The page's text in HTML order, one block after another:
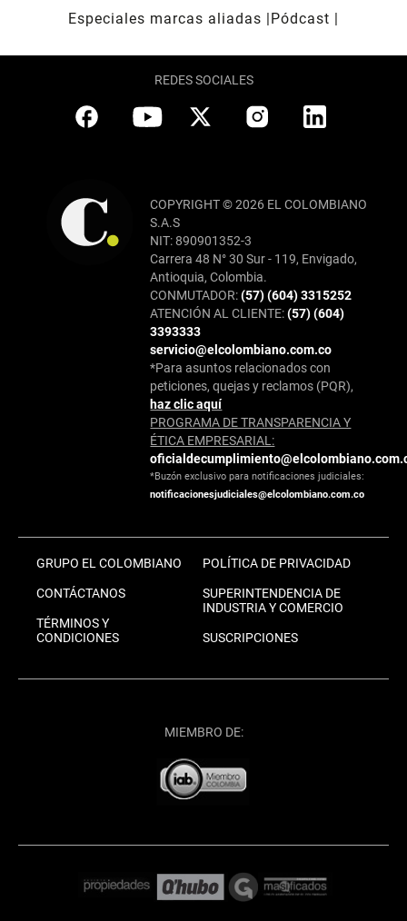
Especiales marcas aliadas
Pódcast
REDES SOCIALES
COPYRIGHT © 2026 EL COLOMBIANO
S.A.S
NIT: 890901352-3
Carrera 48 N° 30 Sur - 119, Envigado,
Antioquia, Colombia.
CONMUTADOR:(57) (604) 3315252
ATENCIÓN AL CLIENTE:(57) (604)
3393333
servicio@elcolombiano.com.co
*Para asuntos relacionados con
peticiones, quejas y reclamos (PQR),
haz clic aquí
PROGRAMA DE TRANSPARENCIA Y
ÉTICA EMPRESARIAL:
*Buzón exclusivo para notificaciones judiciales:
notificacionesjudiciales@elcolombiano.com.co
GRUPO EL COLOMBIANO
CONTÁCTANOS
TÉRMINOS Y
CONDICIONES
POLÍTICA DE PRIVACIDAD
SUPERINTENDENCIA DE
INDUSTRIA Y COMERCIO
SUSCRIPCIONES
MIEMBRO DE: